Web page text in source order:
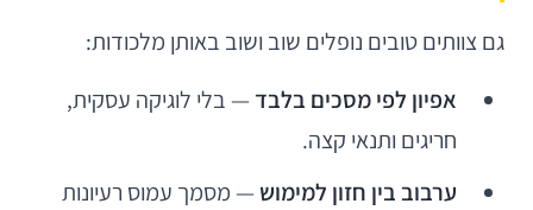
גם צוותים טובים נופלים שוב ושוב באותן מלכודות:
אפיון לפי מסכים בלבד — בלי לוגיקה עסקית,
חריגים ותנאי קצה.
ערבוב בין חזון למימוש — מסמך עמוס רעיונות